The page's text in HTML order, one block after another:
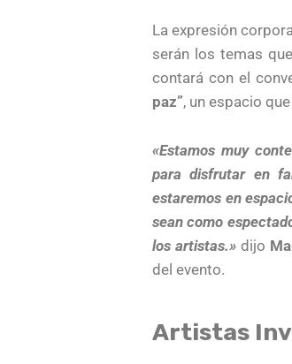
La expresión
serán los temas
contará con el
paz”, un espacio
«Estamos muy
para disfrutar en
estaremos en
sean como
los artistas.»dijo
del evento.
Artistas